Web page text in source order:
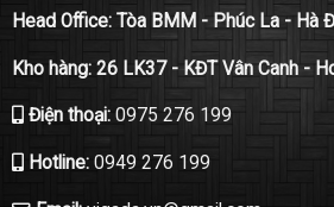
Head Office: Tòa BMM - Phúc La - Hà
Kho hàng: 26 LK37 - KĐT Vân Canh -
Điện thoại: 0975 276 199
Hotline: 0949 276 199